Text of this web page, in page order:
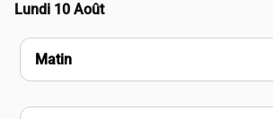
Lundi 10 Août
Matin